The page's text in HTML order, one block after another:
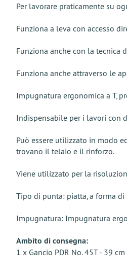
Per lavorare praticamente su
Funziona a leva con accesso
Funziona anche con la tecnica
Funziona anche attraverso le
Impugnatura ergonomica a T,
Indispensabile per i lavori con
Può essere utilizzato in modo
trovano il telaio e il rinforzo.
Viene utilizzato per la
Tipo di punta: piatta, a forma
Impugnatura: Impugnatura
Ambito di consegna:
1 x Gancio PDR No. 45T - 39